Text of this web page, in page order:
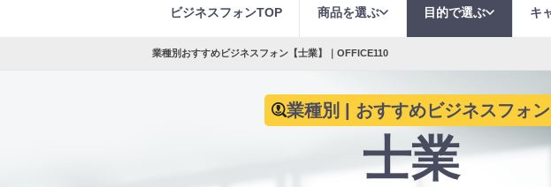
ビジネスフォンTOP 商品を選ぶ 目的で選ぶ キ
業種別おすすめビジネスフォン【士業】｜OFFICE110
業種別 | おすすめビジネスフォン
士業